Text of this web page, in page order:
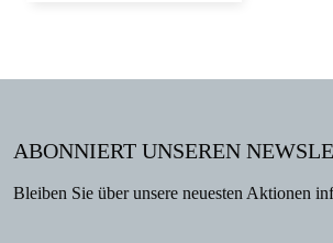
ABONNIERT UNSEREN
Bleiben Sie über unsere neuesten Aktionen